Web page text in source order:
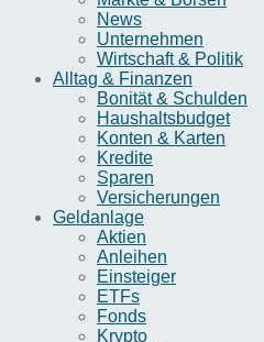
News
Unternehmen
Wirtschaft & Politik
Alltag & Finanzen
Bonität & Schulden
Haushaltsbudget
Konten & Karten
Kredite
Sparen
Versicherungen
Geldanlage
Aktien
Anleihen
Einsteiger
ETFs
Fonds
Krypto